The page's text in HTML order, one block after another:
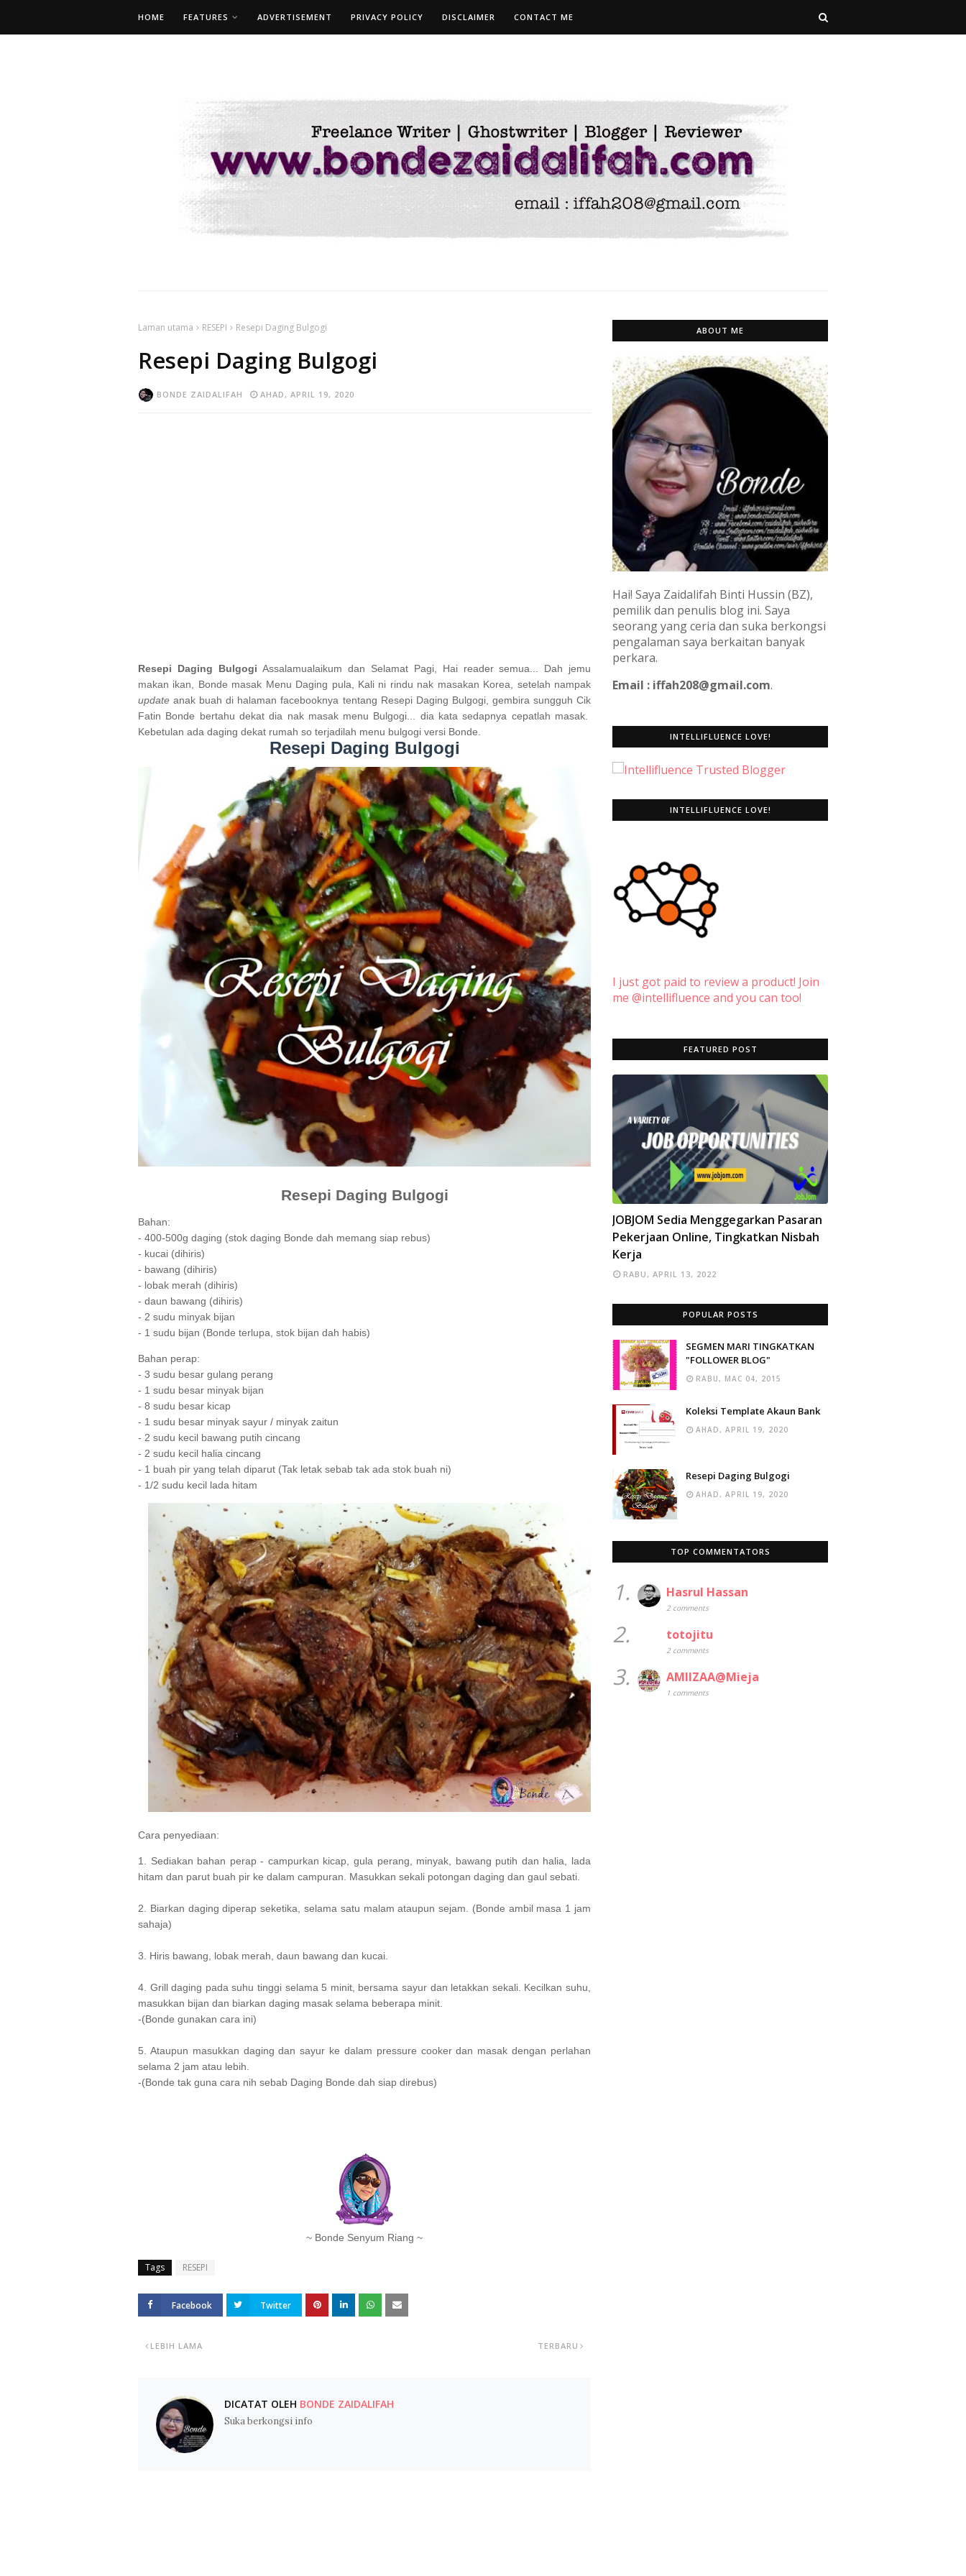
HOME FEATURES ADVERTISEMENT PRIVACY POLICY DISCLAIMER CONTACT ME
Laman utama RESEPI Resepi Daging Bulgogi
Resepi Daging Bulgogi
BONDE ZAIDALIFAH AHAD, APRIL 19, 2020
Resepi Daging BulgogiAssalamualaikum dan Selamat Pagi, Hai reader semua... Dah jemu
makan ikan, Bonde masak Menu Daging pula, Kali ni rindu nak masakan Korea, setelah nampak
update anak buah di halaman facebooknya tentang Resepi Daging Bulgogi, gembira sungguh Cik
Fatin Bonde bertahu dekat dia nak masak menu Bulgogi... dia kata sedapnya cepatlah masak.
Kebetulan ada daging dekat rumah so terjadilah menu bulgogi versi Bonde.
Resepi Daging Bulgogi
Resepi Daging Bulgogi
Bahan:
- 400-500g daging (stok daging Bonde dah memang siap rebus)
- kucai (dihiris)
- bawang (dihiris)
- lobak merah (dihiris)
- daun bawang (dihiris)
- 2 sudu minyak bijan
- 1 sudu bijan (Bonde terlupa, stok bijan dah habis)
Bahan perap:
- 3 sudu besar gulang perang
- 1 sudu besar minyak bijan
- 8 sudu besar kicap
- 1 sudu besar minyak sayur / minyak zaitun
- 2 sudu kecil bawang putih cincang
- 2 sudu kecil halia cincang
- 1 buah pir yang telah diparut (Tak letak sebab tak ada stok buah ni)
- 1/2 sudu kecil lada hitam
Cara penyediaan:
1. Sediakan bahan perap - campurkan kicap, gula perang, minyak, bawang putih dan halia, lada
hitam dan parut buah pir ke dalam campuran. Masukkan sekali potongan daging dan gaul sebati.
2. Biarkan daging diperap seketika, selama satu malam ataupun sejam. (Bonde ambil masa 1 jam
sahaja)
3. Hiris bawang, lobak merah, daun bawang dan kucai.
4. Grill daging pada suhu tinggi selama 5 minit, bersama sayur dan letakkan sekali. Kecilkan suhu,
masukkan bijan dan biarkan daging masak selama beberapa minit.
-(Bonde gunakan cara ini)
5. Ataupun masukkan daging dan sayur ke dalam pressure cooker dan masak dengan perlahan
selama 2 jam atau lebih.
-(Bonde tak guna cara nih sebab Daging Bonde dah siap direbus)
~ Bonde Senyum Riang ~
Tags RESEPI
Facebook Twitter
TERBARU
LEBIH LAMA
DICATAT OLEH BONDE ZAIDALIFAH
Suka berkongsi info
ABOUT ME
Hai! Saya Zaidalifah Binti Hussin (BZ),
pemilik dan penulis blog ini. Saya
seorang yang ceria dan suka berkongsi
pengalaman saya berkaitan banyak
perkara.
Email : iffah208@gmail.com.
INTELLIFLUENCE LOVE!
INTELLIFLUENCE LOVE!
I just got paid to review a product! Join
me @intellifluence and you can too!
FEATURED POST
INFO
JOBJOM Sedia Menggegarkan Pasaran
Pekerjaan Online, Tingkatkan Nisbah
Kerja
RABU, APRIL 13, 2022
POPULAR POSTS
SEGMEN MARI TINGKATKAN
"FOLLOWER BLOG"
RABU, MAC 04, 2015
Koleksi Template Akaun Bank
AHAD, APRIL 19, 2020
Resepi Daging Bulgogi
AHAD, APRIL 19, 2020
TOP COMMENTATORS
1. Hasrul Hassan
2 comments
2. totojitu
2 comments
3. AMIIZAA@Mieja
1 comments